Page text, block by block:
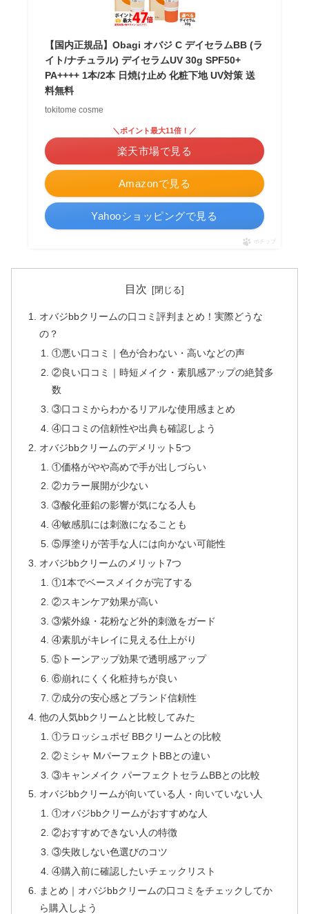
【国内正規品】Obagi オバジ C デイセラムBB (ラ
イト/ナチュラル) デイセラムUV 30g SPF50+
PA++++ 1本/2本 日焼け止め 化粧下地 UV対策 送
料無料
tokitome cosme
Amazonで見る
＼ポイント最大11倍！／
楽天市場で見る
Yahooショッピングで見る
ポチップ
目次
オバジbbクリームの口コミ評判まとめ！実際どうな
の？
①悪い口コミ｜色が合わない・高いなどの声
②良い口コミ｜時短メイク・素肌感アップの絶賛多
数
③口コミからわかるリアルな使用感まとめ
④口コミの信頼性や出典も確認しよう
オバジbbクリームのデメリット5つ
①価格がやや高めで手が出しづらい
②カラー展開が少ない
③酸化亜鉛の影響が気になる人も
④敏感肌には刺激になることも
⑤厚塗りが苦手な人には向かない可能性
オバジbbクリームのメリット7つ
①1本でベースメイクが完了する
②スキンケア効果が高い
③紫外線・花粉など外的刺激をガード
④素肌がキレイに見える仕上がり
⑤トーンアップ効果で透明感アップ
⑥崩れにくく化粧持ちが良い
⑦成分の安心感とブランド信頼性
他の人気bbクリームと比較してみた
①ラロッシュポゼ BBクリームとの比較
②ミシャ MパーフェクトBBとの違い
③キャンメイク パーフェクトセラムBBとの比較
オバジbbクリームが向いている人・向いていない人
①オバジbbクリームがおすすめな人
②おすすめできない人の特徴
③失敗しない色選びのコツ
④購入前に確認したいチェックリスト
まとめ｜オバジbbクリームの口コミをチェックしてか
ら購入しよう